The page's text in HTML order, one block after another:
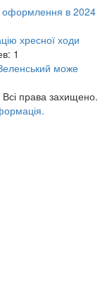
оформлення в 2024
хресної ходи
1
може
Всі права захищено.